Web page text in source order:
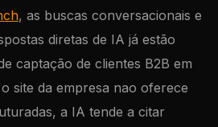
, as buscas conversacionais e
diretas de IA já estão
captação de clientes B2B em
site da empresa nao oferece
a IA tende a citar